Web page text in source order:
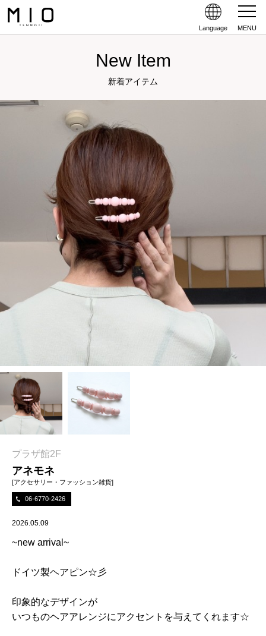
Language MENU
New Item
新着アイテム
プラザ館2F
アネモネ
[アクセサリー・ファッション雑貨]
06-6770-2426
2026.05.09
~new arrival~
ドイツ製ヘアピン☆彡
印象的なデザインが
いつものヘアアレンジにアクセントを与えてくれます☆